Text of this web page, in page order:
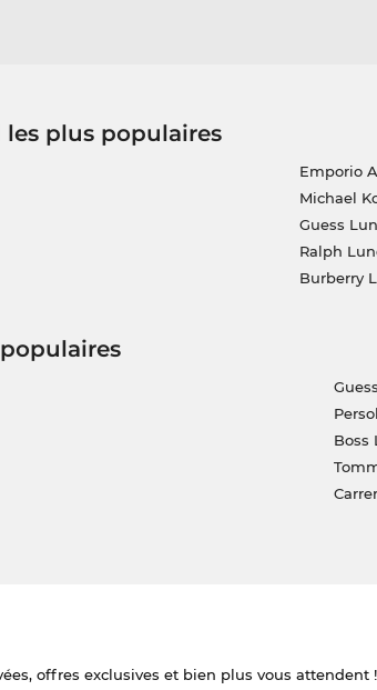
plus populaires
Emporio
Michael
Guess
Ralph
Burberry
Boss
offres exclusives et bien plus vous attendent !